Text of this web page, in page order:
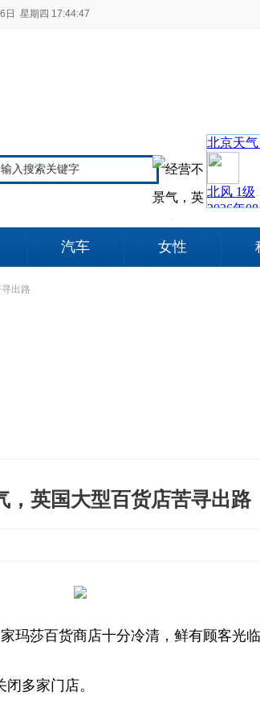
日 星期四 17:44:47
汽车 女性
出路
，英国大型百货店苦寻出路
玛莎百货商店十分冷清，鲜有顾客光
多家门店。